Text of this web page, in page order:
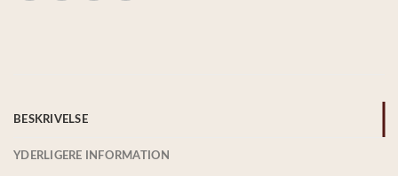
BESKRIVELSE
YDERLIGERE INFORMATION